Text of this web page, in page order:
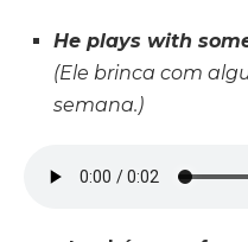
He plays with
(Ele brinca com
semana.)